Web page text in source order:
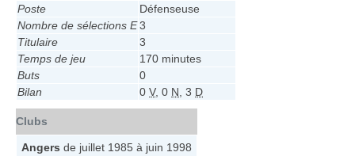
Poste
Défenseuse
Nombre de sélections E3
Titulaire
3
Temps de jeu
170 minutes
Buts
0
Bilan
0 V, 0 N, 3 D
Clubs
Angers de juillet 1985 à juin 1998